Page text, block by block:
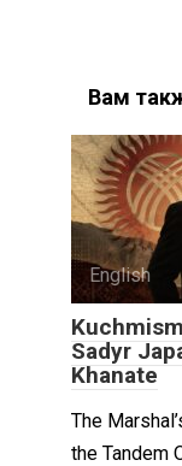
Вам
English
Sadyr
Khanate
The
the Tandem